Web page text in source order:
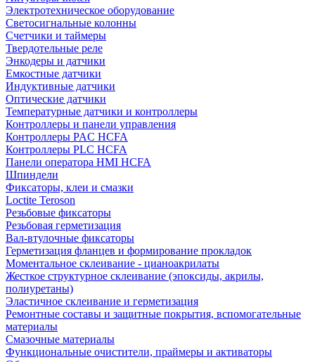
Электротехническое оборудование
Светосигнальные колонны
Счетчики и таймеры
Твердотельные реле
Энкодеры и датчики
Емкостные датчики
Индуктивные датчики
Оптические датчики
Температурные датчики и контроллеры
Контроллеры и панели управления
Контроллеры PAC HCFA
Контроллеры PLC HCFA
Панели оператора HMI HCFA
Шпиндели
Фиксаторы, клеи и смазки
Loctite Teroson
Резьбовые фиксаторы
Резьбовая герметизация
Вал-втулочные фиксаторы
Герметизация фланцев и формирование прокладок
Моментальное склеивание - цианоакрилаты
Жесткое структурное склеивание (эпоксиды, акрилы,
полиуретаны)
Эластичное склеивание и герметизация
Ремонтные составы и защитные покрытия, вспомогательные
материалы
Смазочные материалы
Функциональные очистители, праймеры и активаторы